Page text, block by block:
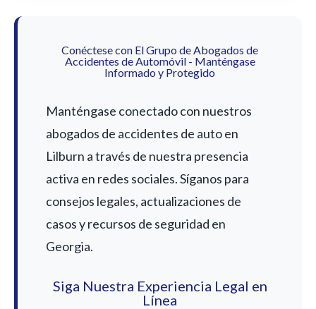
Conéctese con El Grupo de Abogados de
Accidentes de Automóvil - Manténgase
Informado y Protegido
Manténgase conectado con nuestros
abogados de accidentes de auto en
Lilburn a través de nuestra presencia
activa en redes sociales. Síganos para
consejos legales, actualizaciones de
casos y recursos de seguridad en
Georgia.
Siga Nuestra Experiencia Legal en
Línea